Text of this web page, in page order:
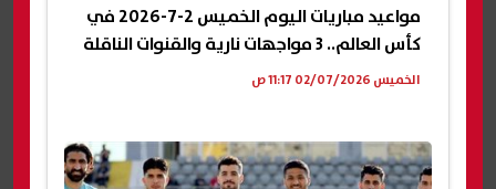
مواعيد مباريات اليوم الخميس 2-7-2026 في
كأس العالم.. 3 مواجهات نارية والقنوات الناقلة
الخميس 02/07/2026 11:17 ص